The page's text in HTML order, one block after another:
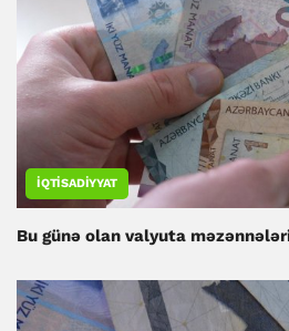
İQTISADIYYAT
Bu günə olan valyuta